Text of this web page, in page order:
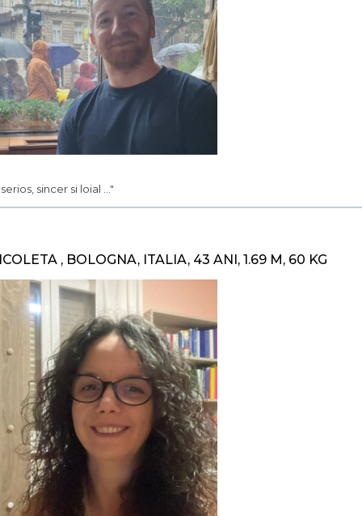
serios, sincer si loial ..."
, BOLOGNA, ITALIA, 43 ANI, 1.69 M, 60 KG